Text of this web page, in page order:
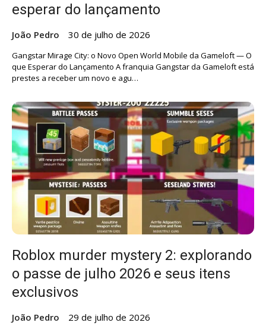
esperar do lançamento
João Pedro 30 de julho de 2026
Gangstar Mirage City: o Novo Open World Mobile da Gameloft — O
que Esperar do Lançamento A franquia Gangstar da Gameloft está
prestes a receber um novo e agu…
Roblox murder mystery 2: explorando
o passe de julho 2026 e seus itens
exclusivos
João Pedro 29 de julho de 2026